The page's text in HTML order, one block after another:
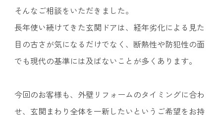
そんなご相談をいただきました。
長年使い続けてきた玄関ドアは、経年劣化による見た
目の古さが気になるだけでなく、断熱性や防犯性の面
でも現代の基準には及ばないことが多くあります。
今回のお客様も、外壁リフォームのタイミングに合わ
せ、玄関まわり全体を一新したいというご希望をお持